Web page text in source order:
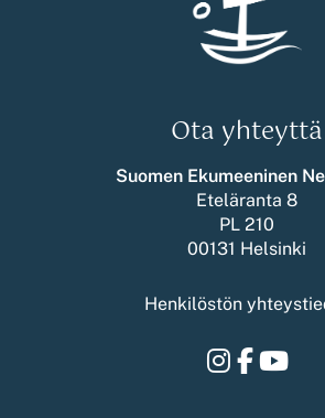
Ota yhteyttä
Suomen Ekumeeninen
Eteläranta 8
PL 210
00131 Helsinki
Henkilöstön
Instagram